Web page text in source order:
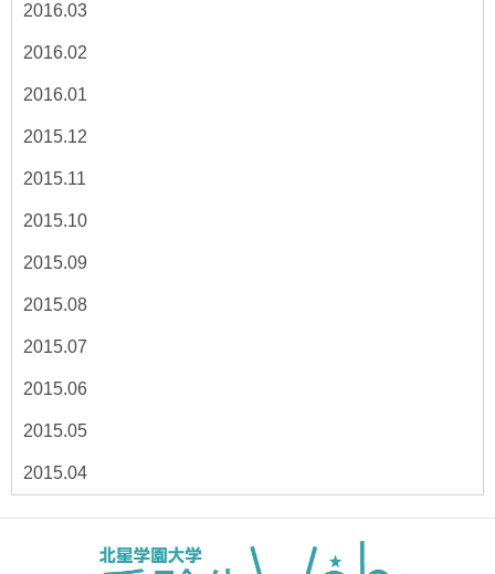
2016.03
2016.02
2016.01
2015.12
2015.11
2015.10
2015.09
2015.08
2015.07
2015.06
2015.05
2015.04